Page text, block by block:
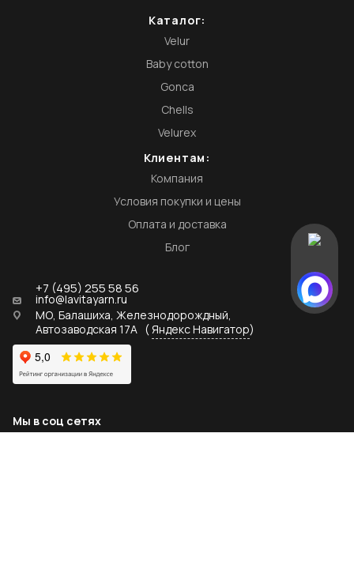
Каталог:
Velur
Baby cotton
Gonca
Chells
Velurex
Клиентам:
Компания
Условия покупки и цены
Оплата и доставка
Блог
+7 (495) 255 58 56
info@lavitayarn.ru
МО, Балашиха, Железнодорождный,
Автозаводская 17А (Яндекс Навигатор)
Мы в соц сетях